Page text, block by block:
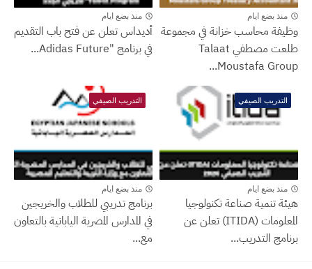
منذ بضع ايام
وظيفة محاسب خزانة في مجموعة
طلعت مصطفي Talaat
Moustafa Group...
منذ بضع ايام
أديداس تعلن عن فتح باب التقديم
في برنامج "Adidas Future...
التدريب الصيفي
منذ بضع ايام
هيئة تنمية صناعة تكنولوجيا
المعلومات (ITIDA) تعلن عن
برنامج التدريب...
التدريب الصيفي
منذ بضع ايام
برنامج تدريبي للطلاب والخريجين
في المدارس المصرية اليابانية بالتعاون
مع...